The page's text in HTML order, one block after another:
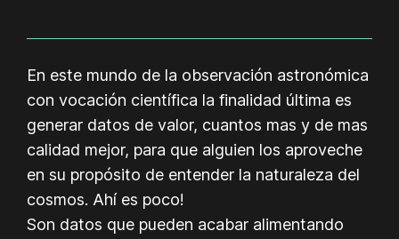
En este mundo de la observación astronómica
con vocación científica la finalidad última es
generar datos de valor, cuantos mas y de mas
calidad mejor, para que alguien los aproveche
en su propósito de entender la naturaleza del
cosmos. Ahí es poco!
Son datos que pueden acabar alimentando